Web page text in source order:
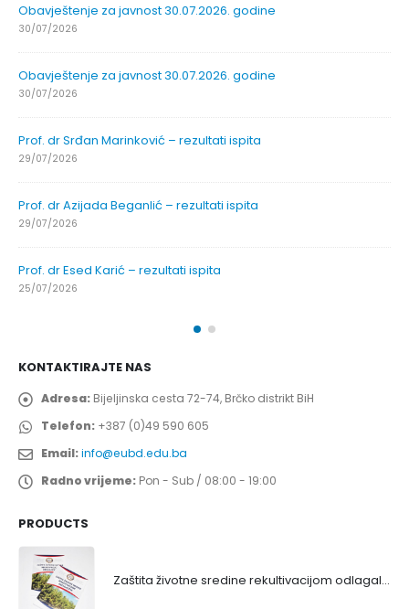
Obavještenje za javnost 30.07.2026. godine
30/07/2026
Obavještenje za javnost 30.07.2026. godine
30/07/2026
Prof. dr Srđan Marinković – rezultati ispita
29/07/2026
Prof. dr Azijada Beganlić – rezultati ispita
29/07/2026
Prof. dr Esed Karić – rezultati ispita
25/07/2026
KONTAKTIRAJTE NAS
Adresa: Bijeljinska cesta 72-74, Brčko distrikt BiH
Telefon: +387 (0)49 590 605
Email:info@eubd.edu.ba
Radno vrijeme: Pon - Sub / 08:00 - 19:00
PRODUCTS
Zaštita životne sredine rekultivacijom odlagališta